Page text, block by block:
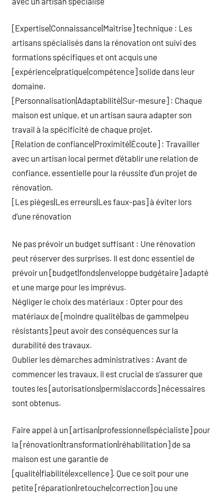
[Expertise|Connaissance|Maîtrise] technique : Les
artisans spécialisés dans la rénovation ont suivi des
formations spécifiques et ont acquis une
[expérience|pratique|compétence] solide dans leur
domaine.
[Personnalisation|Adaptabilité|Sur-mesure] : Chaque
maison est unique, et un artisan saura adapter son
travail à la spécificité de chaque projet.
[Relation de confiance|Proximité|Écoute] : Travailler
avec un artisan local permet d’établir une relation de
confiance, essentielle pour la réussite d’un projet de
rénovation.
[Les pièges|Les erreurs|Les faux-pas] à éviter lors
d’une rénovation
Ne pas prévoir un budget suffisant : Une rénovation
peut réserver des surprises. Il est donc essentiel de
prévoir un [budget|fonds|enveloppe budgétaire] adapté
et une marge pour les imprévus.
Négliger le choix des matériaux : Opter pour des
matériaux de [moindre qualité|bas de gamme|peu
résistants] peut avoir des conséquences sur la
durabilité des travaux.
Oublier les démarches administratives : Avant de
commencer les travaux, il est crucial de s’assurer que
toutes les [autorisations|permis|accords] nécessaires
sont obtenus.
Faire appel à un [artisan|professionnel|spécialiste] pour
la [rénovation|transformation|réhabilitation] de sa
maison est une garantie de
[qualité|fiabilité|excellence]. Que ce soit pour une
petite [réparation|retouche|correction] ou une